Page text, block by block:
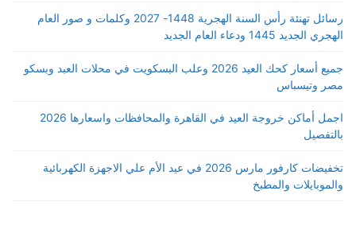
رسائل تهنئة رأس السنة الهجرية 1448- 2027 وكلمات و صور العام
الهجري الجديد 1445 ودعاء العام الجديد
جميع أسعار كحك العيد 2026 وعلب البسكويت في محلات العبد وبسكو
مصر وتيسباس
اجمل أماكن خروجة العيد في القاهرة والمحافظات واسعارها 2026
بالتفصيل
تخفيضات كارفور مارس 2026 في عيد الأم علي الاجهزة الكهربائية
والموبايلات والمطبخ